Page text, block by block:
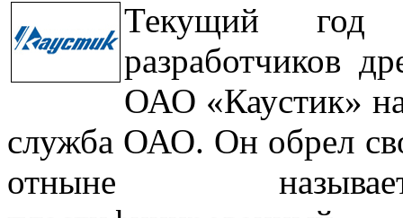
Текущий год
разработчиков
ОАО «Каустик»
служба ОАО. Он обрел
отныне